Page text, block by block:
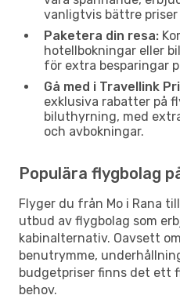
vanligtvis bättre
Paketera din resa:
hotellbokningar eller
för extra besparingar
Gå med i Travellink
exklusiva rabatter på
biluthyrning, med
och avbokningar.
Populära flygbolag
Flyger du från Mo i Rana
utbud av flygbolag som
kabinalternativ. Oavsett
benutrymme,
budgetpriser finns det ett
behov.